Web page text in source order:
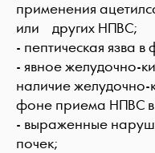
применения
или других НПВС;
- пептическая язва
- явное желудочно-
наличие желудочно-
фоне приема НПВС
- выраженные
почек;